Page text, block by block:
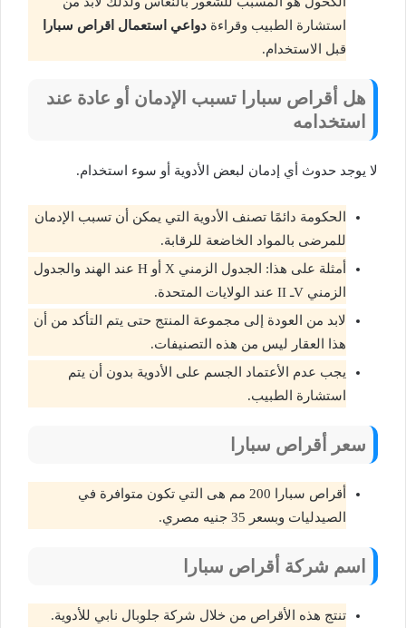
استشارة الطبيب وقراءة دواعي استعمال اقراص سبارا
قبل الاستخدام.
هل أقراص سبارا تسبب الإدمان أو عادة عند
استخدامه
لا يوجد حدوث أي إدمان لبعض الأدوية أو سوء استخدام.
الحكومة دائمًا تصنف الأدوية التي يمكن أن تسبب الإدمان
للمرضى بالمواد الخاضعة للرقابة.
أمثلة على هذا: الجدول الزمني X أو H عند الهند والجدول
الزمني Vـ II عند الولايات المتحدة.
لابد من العودة إلى مجموعة المنتج حتى يتم التأكد من أن
هذا العقار ليس من هذه التصنيفات.
يجب عدم الأعتماد الجسم على الأدوية بدون أن يتم
استشارة الطبيب.
سعر أقراص سبارا
أقراص سبارا 200 مم هى التي تكون متوافرة في
الصيدليات وبسعر 35 جنيه مصري.
اسم شركة أقراص سبارا
تنتج هذه الأقراص من خلال شركة جلوبال نابي للأدوية.